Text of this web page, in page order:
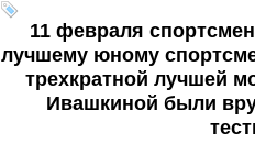
11 февраля
лучшему юному
трехкратной лучшей
Ивашкиной были